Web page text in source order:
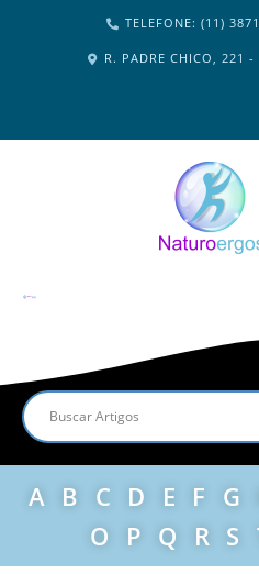
TELEFONE: (11)
R. PADRE CHICO, 221 -
A B C D E F G
O
P Q R S